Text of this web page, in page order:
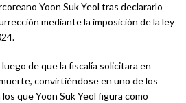
Yoon Suk Yeol tras declararlo
mediante la imposición de la ley
de que la fiscalía solicitara en
convirtiéndose en uno de los
que Yoon Suk Yeol figura como